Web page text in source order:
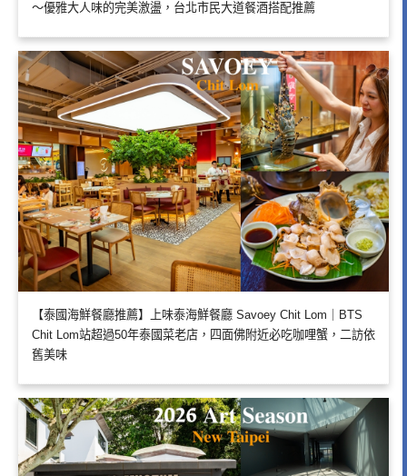
～優雅大人味的完美激盪，台北市民大道餐酒搭配推薦
【泰國海鮮餐廳推薦】上味泰海鮮餐廳 Savoey Chit Lom｜BTS
Chit Lom站超過50年泰國菜老店，四面佛附近必吃咖哩蟹，二訪依
舊美味